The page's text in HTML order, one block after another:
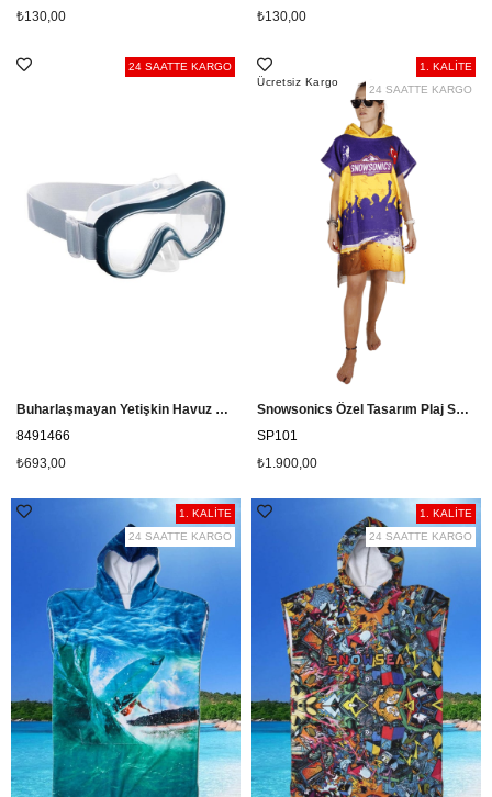
₺130,00
₺130,00
Buharlaşmayan Yetişkin Havuz Gözlüğü, Geniş Havuz Gözlüğü 8491466
8491466
₺693,00
24 SAATTE KARGO
Snowsonics Özel Tasarım Plaj Sörf Pançosu, Panço Havlu
SP101
₺1.900,00
Ücretsiz Kargo
1. KALİTE
24 SAATTE KARGO
1. KALİTE
24 SAATTE KARGO
1. KALİTE
24 SAATTE KARGO